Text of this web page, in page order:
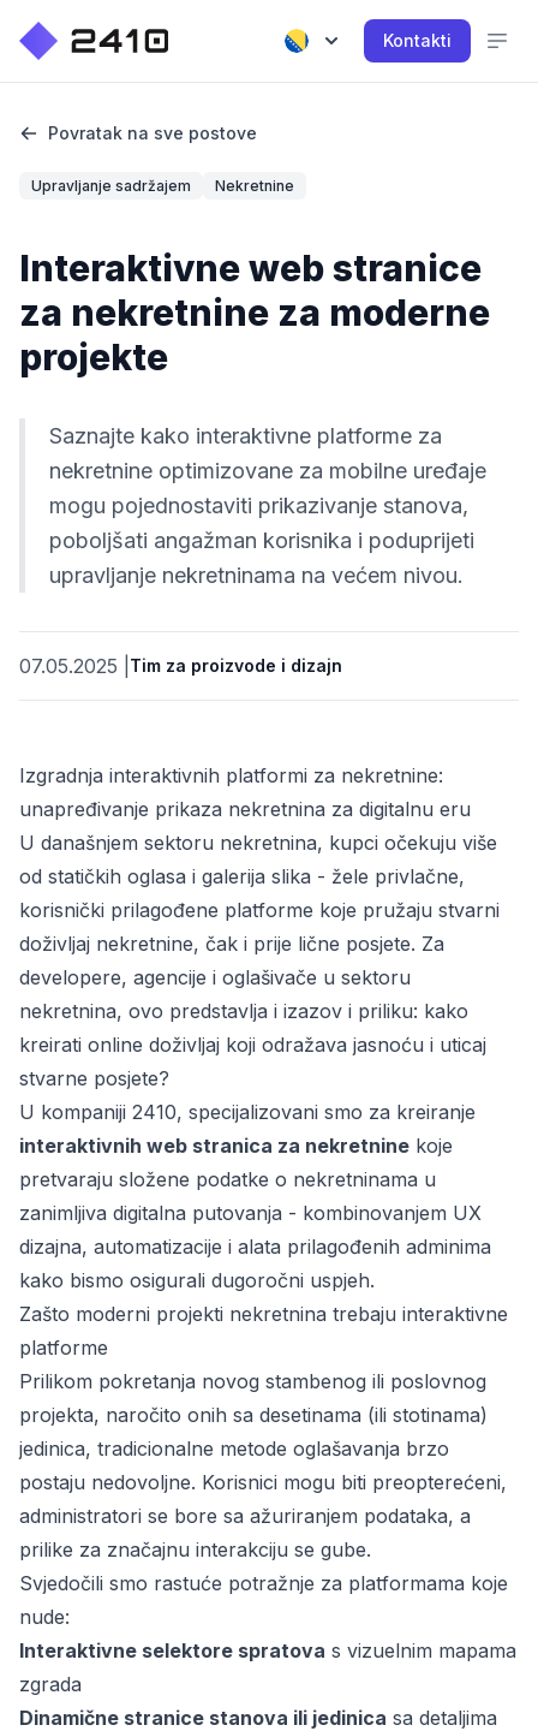
Kontakti
Povratak na sve postove
Upravljanje sadržajem Nekretnine
Interaktivne web stranice
za nekretnine za moderne
projekte
Saznajte kako interaktivne platforme za
nekretnine optimizovane za mobilne uređaje
mogu pojednostaviti prikazivanje stanova,
poboljšati angažman korisnika i poduprijeti
upravljanje nekretninama na većem nivou.
07.05.2025 Tim za proizvode i dizajn
Izgradnja interaktivnih platformi za nekretnine:
unapređivanje prikaza nekretnina za digitalnu eru
U današnjem sektoru nekretnina, kupci očekuju više
od statičkih oglasa i galerija slika - žele privlačne,
korisnički prilagođene platforme koje pružaju stvarni
doživljaj nekretnine, čak i prije lične posjete. Za
developere, agencije i oglašivače u sektoru
nekretnina, ovo predstavlja i izazov i priliku: kako
kreirati online doživljaj koji odražava jasnoću i uticaj
stvarne posjete?
U kompaniji 2410, specijalizovani smo za kreiranje
interaktivnih web stranica za nekretnine koje
pretvaraju složene podatke o nekretninama u
zanimljiva digitalna putovanja - kombinovanjem UX
dizajna, automatizacije i alata prilagođenih adminima
kako bismo osigurali dugoročni uspjeh.
Zašto moderni projekti nekretnina trebaju interaktivne
platforme
Prilikom pokretanja novog stambenog ili poslovnog
projekta, naročito onih sa desetinama (ili stotinama)
jedinica, tradicionalne metode oglašavanja brzo
postaju nedovoljne. Korisnici mogu biti preopterećeni,
administratori se bore sa ažuriranjem podataka, a
prilike za značajnu interakciju se gube.
Svjedočili smo rastuće potražnje za platformama koje
nude:
Interaktivne selektore spratova s vizuelnim mapama
zgrada
Dinamične stranice stanova ili jedinica sa detaljima